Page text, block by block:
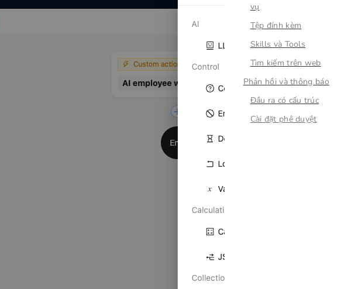
vụ
Tệp đính kèm
Skills và Tools
Tìm kiếm trên web
Phản hồi và thông báo
Đầu ra có cấu trúc
Cài đặt phê duyệt